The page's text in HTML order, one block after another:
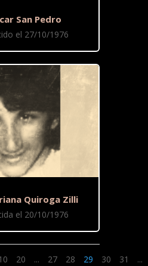
San Pedro
el 27/10/1976
Quiroga Zilli
el 20/10/1976
20 ... 27 28 29 30 31 ...